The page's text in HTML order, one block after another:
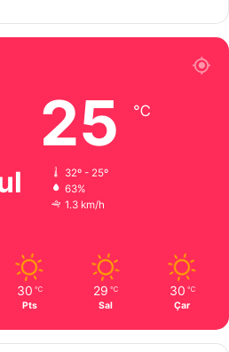
25 ℃
32º - 25º
63%
1.3 km/h
30 ℃
Pts
29 ℃
Sal
30 ℃
Çar